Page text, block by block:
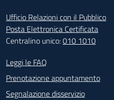
Ufficio Relazioni con il Pubblico
Posta Elettronica Certificata
Centralino unico:010 1010
Footer - Contatti
Leggi le FAQ
Prenotazione appuntamento
Segnalazione disservizio